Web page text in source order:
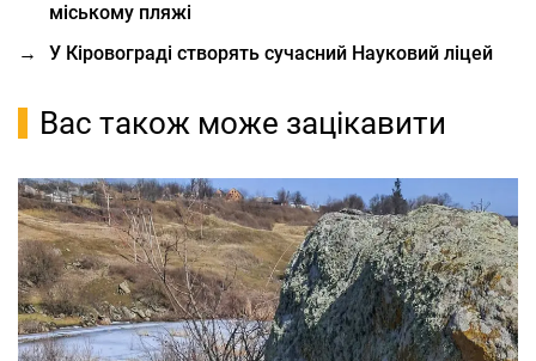
міському пляжі
→
У Кіровограді створять сучасний Науковий ліцей
Вас також може зацікавити